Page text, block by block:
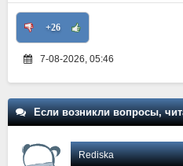
+26
7-08-2026, 05:46
Если возникли вопросы,
Rediska